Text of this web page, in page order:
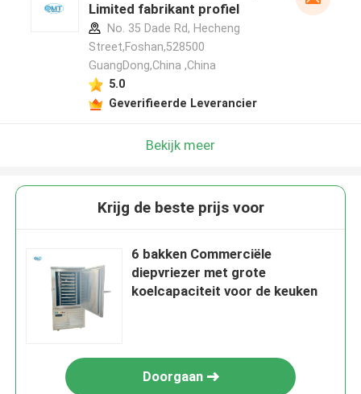
Limited fabrikant profiel
No. 35 Dade Rd, Hecheng
Street,Foshan,528500
GuangDong,China ,China
5.0
Geverifieerde Leverancier
Bekijk meer
Krijg de beste prijs voor
6 bakken Commerciële
diepvriezer met grote
koelcapaciteit voor de keuken
Doorgaan